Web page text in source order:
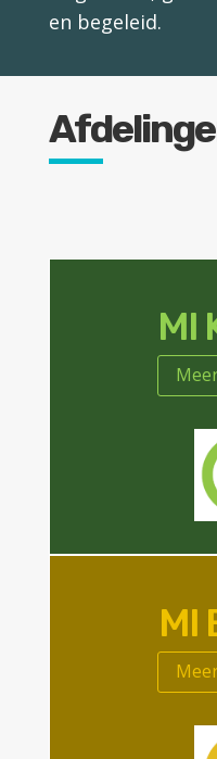
en begeleid.
MI
MI